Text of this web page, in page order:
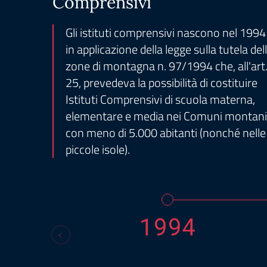
Gli istituti comprensivi nascono nel 1994
in applicazione della legge sulla tutela
zone di montagna n. 97/1994 che, all'art.
25, prevedeva la possibilità di costituire
Istituti Comprensivi di scuola materna,
elementare e media nei Comuni montani
con meno di 5.000 abitanti (nonché nelle
piccole isole).
1994